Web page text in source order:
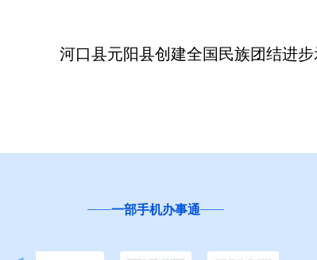
河口县元阳县创建全国民族团结进
“互联网+督查”